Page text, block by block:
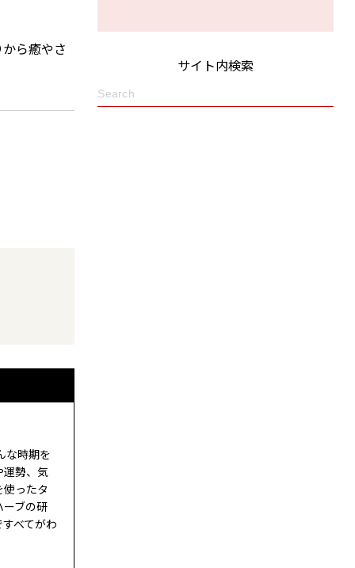
ら癒やさ
な時期を
運勢、気
ったタ
ブの研
べてがわ
サイト内検索